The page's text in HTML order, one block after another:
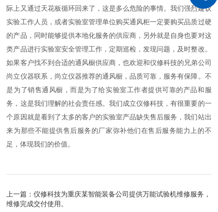
际上又通过天花板循环回来了，这是多么危险的事情。我们强烈建议
实验工作人员，或者实验室管理单位购买通风柜一定要购买品质过硬
的产品，同时能够提供本地化服务的供应商，另外就是自身也要对这
类产品进行实验室安全管理工作，定期巡检，发现问题，及时整改。
如果客户找不到合适的通风橱供应商，也欢迎和仪修科技的兄弟公司
尚立仪器联系，尚立仪器推荐的通风橱，品质可靠，服务有保障。不
是为了销售通风橱，而是为了给实验室工作者提供可靠的产品和服
务，这是我们理解的社会责任感。我们成立仪修科技，有很重要的一
个原因就是看到了太多的客户的实验室产品缺失售后服务，我们站出
来为那些不能提供售后服务的厂家弥补他们在售后服务能力上的不
足，体现我们的价值。
上一篇：仪修科技为重庆某智能装备公司提供万能试验机维修服务，
维修完成交付使用。